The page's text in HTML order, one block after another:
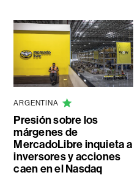
ARGENTINA
Presión sobre los
márgenes de
MercadoLibre inquieta a
inversores y acciones
caen en el Nasdaq